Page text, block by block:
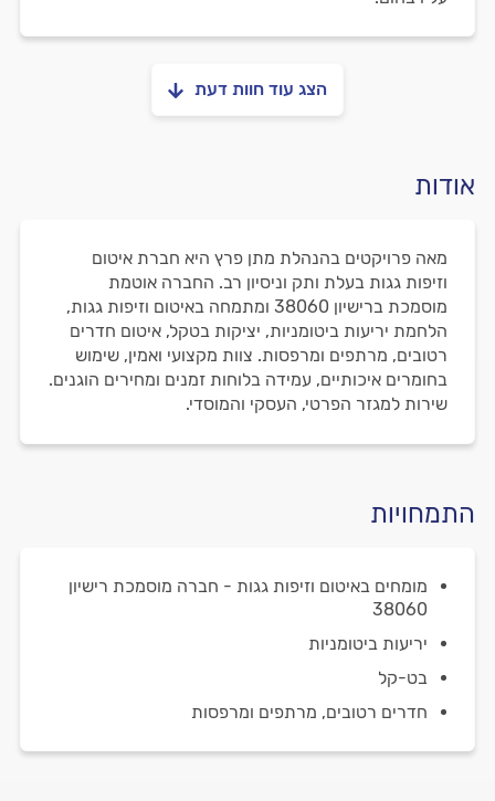
הצג עוד חוות דעת
אודות
מאה פרויקטים בהנהלת מתן פרץ היא חברת איטום
וזיפות גגות בעלת ותק וניסיון רב. החברה אוטמת
מוסמכת ברישיון 38060 ומתמחה באיטום וזיפות גגות,
הלחמת יריעות ביטומניות, יציקות בטקל, איטום חדרים
רטובים, מרתפים ומרפסות. צוות מקצועי ואמין, שימוש
בחומרים איכותיים, עמידה בלוחות זמנים ומחירים הוגנים.
שירות למגזר הפרטי, העסקי והמוסדי.
התמחויות
מומחים באיטום וזיפות גגות - חברה מוסמכת רישיון
38060
יריעות ביטומניות
בט-קל
חדרים רטובים, מרתפים ומרפסות